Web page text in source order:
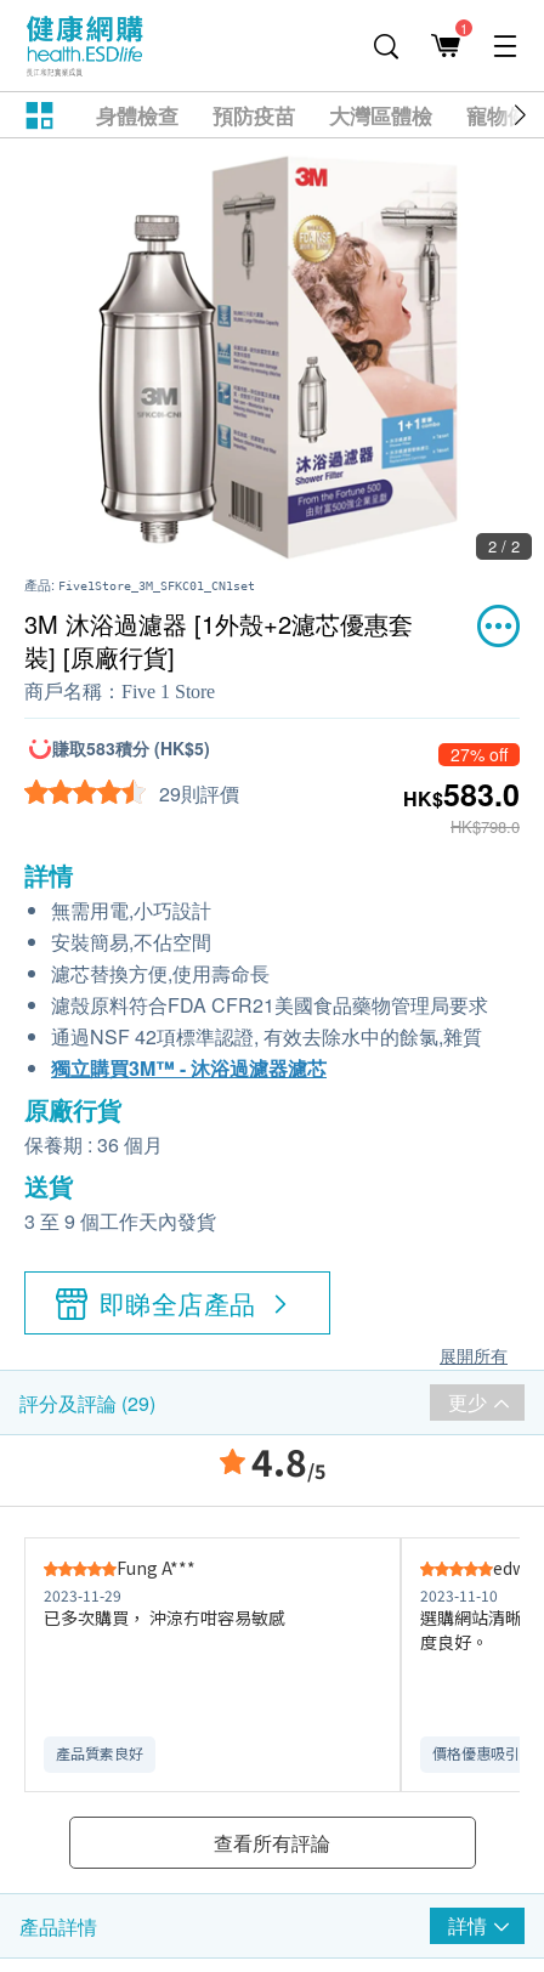
1
身體檢查 預防疫苗 大灣區體檢 寵物健
2 / 2
產品: Five1Store_3M_SFKC01_CN1set
3M 沐浴過濾器 [1外殼+2濾芯優惠套
裝] [原廠行貨]
商戶名稱： Five 1 Store
賺取583積分 (HK$5)
29則評價
27% off
HK$583.0
HK$798.0
詳情
無需用電,小巧設計
安裝簡易,不佔空間
濾芯替換方便,使用壽命長
濾殼原料符合FDA CFR21美國食品藥物管理局要求
通過NSF 42項標準認證, 有效去除水中的餘氯,雜質
獨立購買3M™ - 沐浴過濾器濾芯
原廠行貨
保養期 : 36 個月
送貨
3 至 9 個工作天內發貨
即睇全店產品
展開所有
評分及評論 (29) 更少
4.8/5
Fung A***
2023-11-29
已多次購買， 沖涼冇咁容易敏感
產品質素良好
2023-11-10
選購網站清晰
度良好。
價格優惠吸引
查看所有評論
產品詳情 詳情